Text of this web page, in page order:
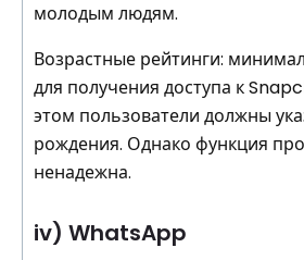
молодым людям.
Возрастные рейтинги:
для получения доступа к
этом пользователи должны
рождения. Однако функция
ненадежна.
iv) WhatsApp